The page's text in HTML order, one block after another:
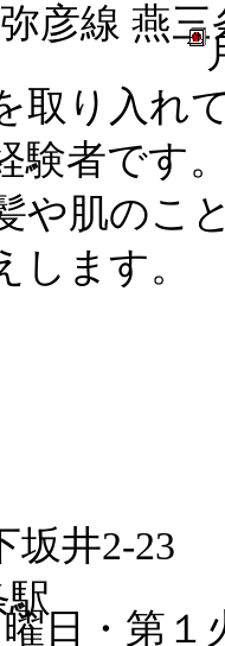
彦線 燕三
取り入れ
験者です
や肌のこ
します。
坂井2-23
日・第１